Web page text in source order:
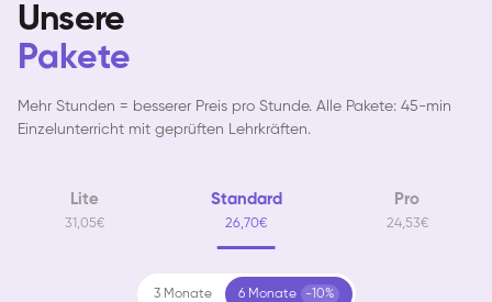
Unsere
Pakete
Mehr Stunden = besserer Preis pro Stunde. Alle Pakete: 45-min
Einzelunterricht mit geprüften Lehrkräften.
Lite
31,05€
Standard
26,70€
Pro
24,53€
3 Monate 6 Monate -10%